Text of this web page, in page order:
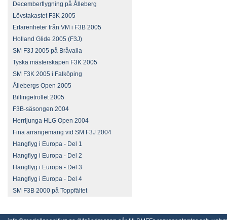
Decemberflygning på Ålleberg
Lövstakastet F3K 2005
Erfarenheter från VM i F3B 2005
Holland Glide 2005 (F3J)
SM F3J 2005 på Bråvalla
Tyska mästerskapen F3K 2005
SM F3K 2005 i Falköping
Ållebergs Open 2005
Billingetrollet 2005
F3B-säsongen 2004
Herrljunga HLG Open 2004
Fina arrangemang vid SM F3J 2004
Hangflyg i Europa - Del 1
Hangflyg i Europa - Del 2
Hangflyg i Europa - Del 3
Hangflyg i Europa - Del 4
SM F3B 2000 på Toppfältet